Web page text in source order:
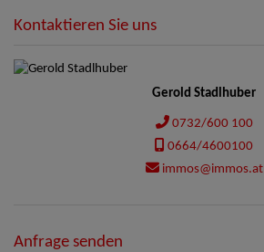
Kontaktieren Sie uns
Gerold Stadlhuber
0732/600 100
0664/4600100
immos@immos.at
Anfrage senden